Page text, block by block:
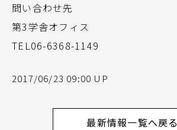
問い合わせ先
第3学舎オフィス
TEL06-6368-1149
2017/06/23 09:00 UP
最新情報一覧へ戻る